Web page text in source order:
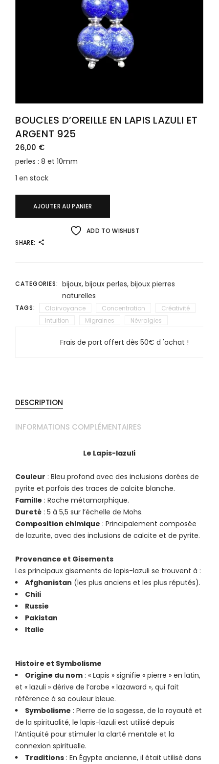
BOUCLES D’OREILLE EN LAPIS LAZULI ET
ARGENT 925
26,00 €
perles : 8 et 10mm
1 en stock
AJOUTER AU PANIER
ADD TO WISHLIST
SHARE:
CATEGORIES: bijoux, bijoux perles, bijoux pierres
naturelles
TAGS: Clairvoyance Concentration
Créativité
Intuition
Migraines Névralgies
Frais de port offert dès 50€ d 'achat !
DESCRIPTION
INFORMATIONS COMPLÉMENTAIRES
Le Lapis-lazuli
Couleur : Bleu profond avec des inclusions dorées de
pyrite et parfois des traces de calcite blanche.
Famille : Roche métamorphique.
Dureté : 5 à 5,5 sur l’échelle de Mohs.
Composition chimique : Principalement composée
de lazurite, avec des inclusions de calcite et de pyrite.
Provenance et Gisements
Les principaux gisements de lapis-lazuli se trouvent à :
Afghanistan (les plus anciens et les plus réputés).
Chili
Russie
Pakistan
Italie
Histoire et Symbolisme
Origine du nom : « Lapis » signifie « pierre » en latin,
et « lazuli » dérive de l’arabe « lazaward », qui fait
référence à sa couleur bleue.
Symbolisme : Pierre de la sagesse, de la royauté et
de la spiritualité, le lapis-lazuli est utilisé depuis
l’Antiquité pour stimuler la clarté mentale et la
connexion spirituelle.
Traditions : En Égypte ancienne, il était utilisé dans